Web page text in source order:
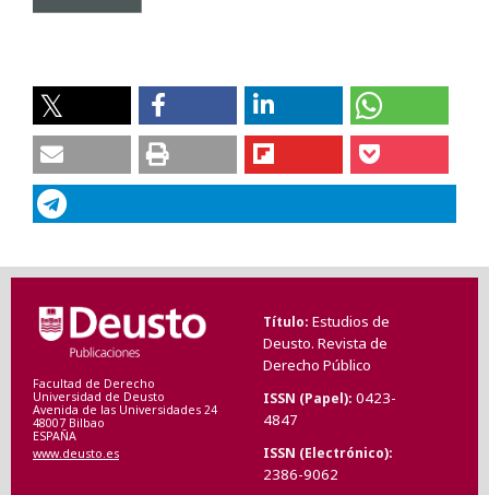
Facultad de Derecho
Universidad de Deusto
Avenida de las Universidades 24
48007 Bilbao
ESPAÑA
www.deusto.es
Título Estudios de
Deusto. Revista de
Derecho Público
ISSN (Papel) 0423-
4847
ISSN (Electrónico)
2386-9062